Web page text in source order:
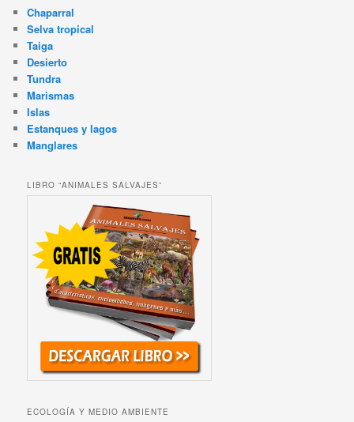
Chaparral
Selva tropical
Taiga
Desierto
Tundra
Marismas
Islas
Estanques y lagos
Manglares
LIBRO “ANIMALES SALVAJES”
ECOLOGÍA Y MEDIO AMBIENTE